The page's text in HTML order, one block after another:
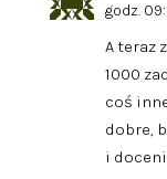
godz.
A teraz
1000
coś
dobre,
i